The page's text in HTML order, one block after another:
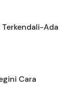
Terkendali-Ada
Cara